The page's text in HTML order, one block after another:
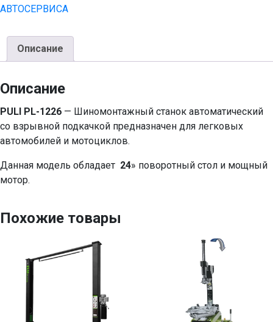
АВТОСЕРВИСА
Описание
Описание
PULI PL-1226 — Шиномонтажный станок автоматический
со взрывной подкачкой предназначен для легковых
автомобилей и мотоциклов.
Данная модель обладает 24» поворотный стол и мощный
мотор.
Похожие товары